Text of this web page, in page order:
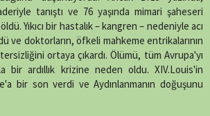
tanıştı ve 76 yaşında mimari şaheseri
Yıkıcı bir hastalık – kangren – nedeniyle acı
ve doktorların, öfkeli mahkeme entrikalarının
ortaya çıkardı. Ölümü, tüm Avrupa'yı
bir ardıllık krizine neden oldu. XIV.Louis'in
bir son verdi ve Aydınlanmanın doğuşunu